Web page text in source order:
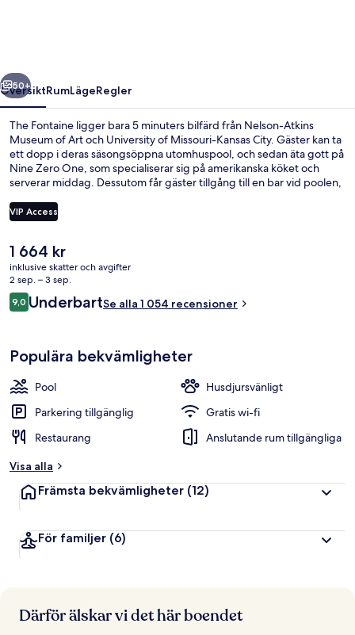
Nästa
50+
ÖversiktRumLägeRegler
The Fontaine ligger bara 5 minuters bilfärd från Nelson-Atkins
Museum of Art och University of Missouri-Kansas City. Gäster kan ta
ett dopp i deras säsongsöppna utomhuspool, och sedan äta gott på
Nine Zero One, som specialiserar sig på amerikanska köket och
serverar middag. Dessutom får gäster tillgång till en bar vid poolen,
lyxstil. Den hjälpsamma personalen och läget brukar uppskattas av
våra resenärer. Kollektivtrafik finns i närheten. Till Plaza
VIP Access
Det
nuvarande
priset
är
1 664 kr
1 664 kr
inklusive skatter och avgifter
2 sep. – 3 sep.
Recensioner
9,09,0 av 10,
UnderbartSe alla 1 054 recensioner
Populära bekvämligheter
Pool
Husdjursvänligt
Parkering tillgänglig
Gratis wi-fi
Restaurang
Anslutande rum tillgängliga
Visa alla
Främsta bekvämligheter (12)
För familjer (6)
Därför älskar vi det här boendet